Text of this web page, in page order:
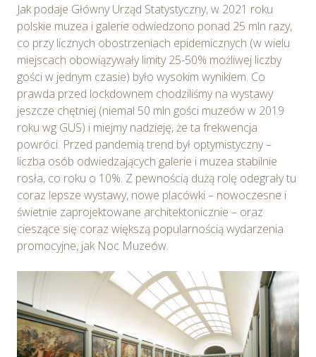
Jak podaje Główny Urząd Statystyczny, w 2021 roku
polskie muzea i galerie odwiedzono ponad 25 mln razy,
co przy licznych obostrzeniach epidemicznych (w wielu
miejscach obowiązywały limity 25-50% możliwej liczby
gości w jednym czasie) było wysokim wynikiem. Co
prawda przed lockdownem chodziliśmy na wystawy
jeszcze chętniej (niemal 50 mln gości muzeów w 2019
roku wg GUS) i miejmy nadzieję, że ta frekwencja
powróci. Przed pandemią trend był optymistyczny –
liczba osób odwiedzających galerie i muzea stabilnie
rosła, co roku o 10%. Z pewnością dużą rolę odegrały tu
coraz lepsze wystawy, nowe placówki – nowoczesne i
świetnie zaprojektowane architektonicznie – oraz
cieszące się coraz większą popularnością wydarzenia
promocyjne, jak Noc Muzeów.